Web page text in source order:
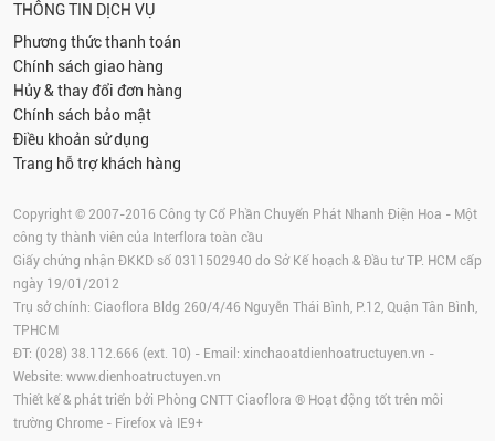
THÔNG TIN DỊCH VỤ
Phương thức thanh toán
Chính sách giao hàng
Hủy & thay đổi đơn hàng
Chính sách bảo mật
Điều khoản sử dụng
Trang hỗ trợ khách hàng
Copyright © 2007-2016 Công ty Cổ Phần Chuyển Phát Nhanh Điện Hoa - Một
công ty thành viên của Interflora toàn cầu
Giấy chứng nhận ĐKKD số 0311502940 do Sở Kế hoạch & Đầu tư TP. HCM cấp
ngày 19/01/2012
Trụ sở chính: Ciaoflora Bldg 260/4/46 Nguyễn Thái Bình, P.12, Quận Tân Bình,
TPHCM
ĐT: (028) 38.112.666 (ext. 10) - Email: xinchaoatdienhoatructuyen.vn -
Website: www.dienhoatructuyen.vn
Thiết kế & phát triển bởi Phòng CNTT Ciaoflora ® Hoạt động tốt trên môi
trường Chrome - Firefox và IE9+